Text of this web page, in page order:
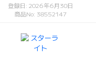
登録日: 2026年6月30日
商品No: 38552147